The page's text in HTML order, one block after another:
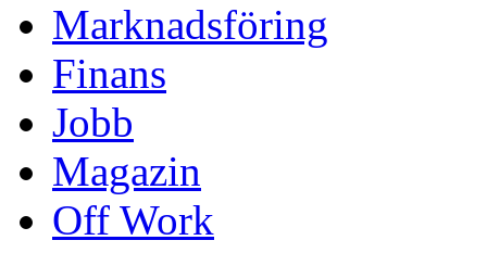
Marknadsföring
Finans
Jobb
Magazin
Off Work